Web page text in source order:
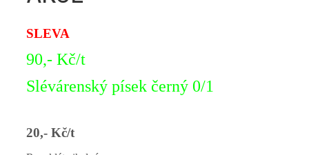
SLEVA
90,- Kč/t
Slévárenský písek černý 0/1
20,- Kč/t